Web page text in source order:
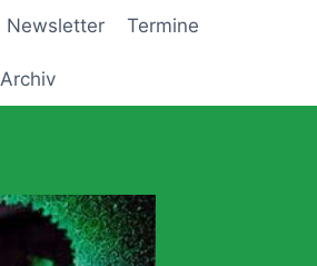
Newsletter Termine
Archiv